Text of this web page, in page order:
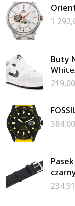
1
Buty
219,00
384,00
234,91